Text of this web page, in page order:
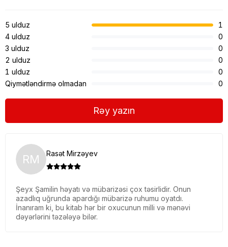
RM Rasət Mirzəyev
Şeyx Şamilin həyatı və mübarizəsi çox təsirlidir. Onun
azadlıq uğrunda apardığı mübarizə ruhumu oyatdı.
İnanıram ki, bu kitab hər bir oxucunun milli və mənəvi
dəyərlərini təzələyə bilər.
5 ulduz
1
4 ulduz
0
3 ulduz
0
2 ulduz
0
1 ulduz
0
Qiymətləndirmə olmadan
0
Rəy yazın